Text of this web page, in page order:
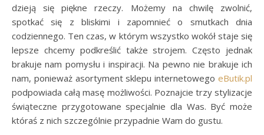
dzieją się piękne rzeczy. Możemy na chwilę zwolnić,
spotkać się z bliskimi i zapomnieć o smutkach dnia
codziennego. Ten czas, w którym wszystko wokół staje się
lepsze chcemy podkreślić także strojem. Często jednak
brakuje nam pomysłu i inspiracji. Na pewno nie brakuje ich
nam, ponieważ asortyment sklepu internetowego eButik.pl
podpowiada całą masę możliwości. Poznajcie trzy stylizacje
świąteczne przygotowane specjalnie dla Was. Być może
któraś z nich szczególnie przypadnie Wam do gustu.